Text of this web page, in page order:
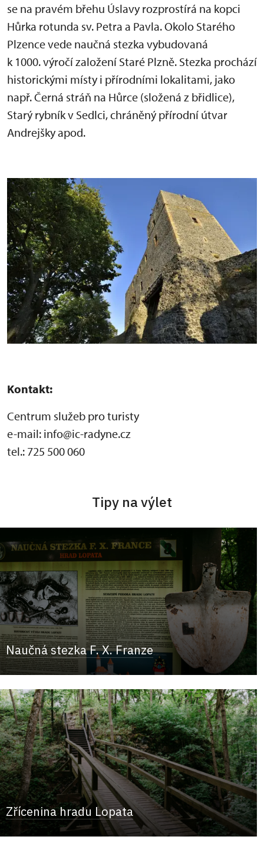
se na pravém břehu Úslavy rozprostírá na kopci
Hůrka rotunda sv. Petra a Pavla. Okolo Starého
Plzence vede naučná stezka vybudovaná
k 1000. výročí založení Staré Plzně. Stezka prochází
historickými místy i přírodními lokalitami, jako
např. Černá stráň na Hůrce (složená z břidlice),
Starý rybník v Sedlci, chráněný přírodní útvar
Andrejšky apod.
Kontakt:
Centrum služeb pro turisty
e-mail: info@ic-radyne.cz
tel.: 725 500 060
Tipy na výlet
Naučná stezka F. X. Franze
Zřícenina hradu Lopata